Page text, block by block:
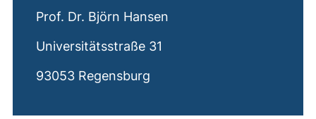
Prof. Dr. Björn Hansen
Universitätsstraße 31
93053 Regensburg